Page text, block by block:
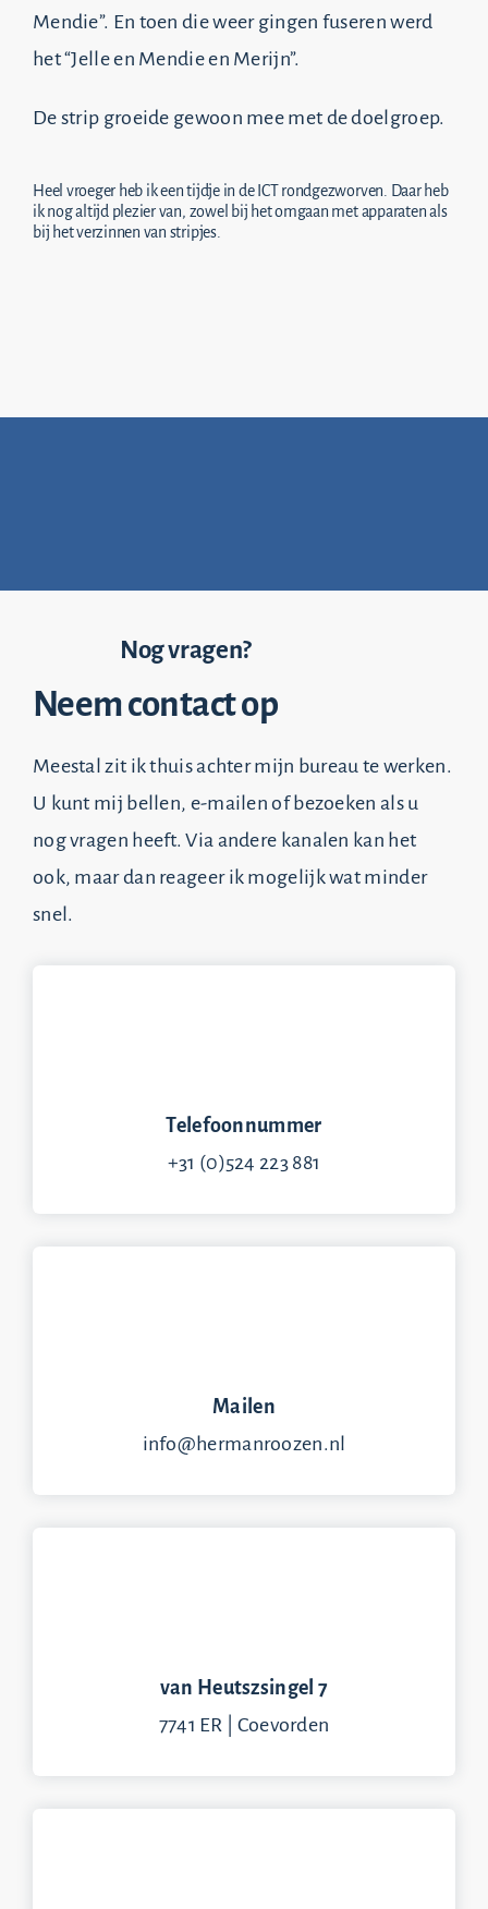
Mendie”. En toen die weer gingen fuseren werd
het “Jelle en Mendie en Merijn”.
De strip groeide gewoon mee met de doelgroep.
Heel vroeger heb ik een tijdje in de ICT rondgezworven. Daar heb
ik nog altijd plezier van, zowel bij het omgaan met apparaten als
bij het verzinnen van stripjes.
Nog vragen?
Neem contact op
Meestal zit ik thuis achter mijn bureau te werken.
U kunt mij bellen, e-mailen of bezoeken als u
nog vragen heeft. Via andere kanalen kan het
ook, maar dan reageer ik mogelijk wat minder
snel.
Telefoonnummer
+31 (0)524 223 881
Mailen
info@hermanroozen.nl
van Heutszsingel 7
7741 ER | Coevorden